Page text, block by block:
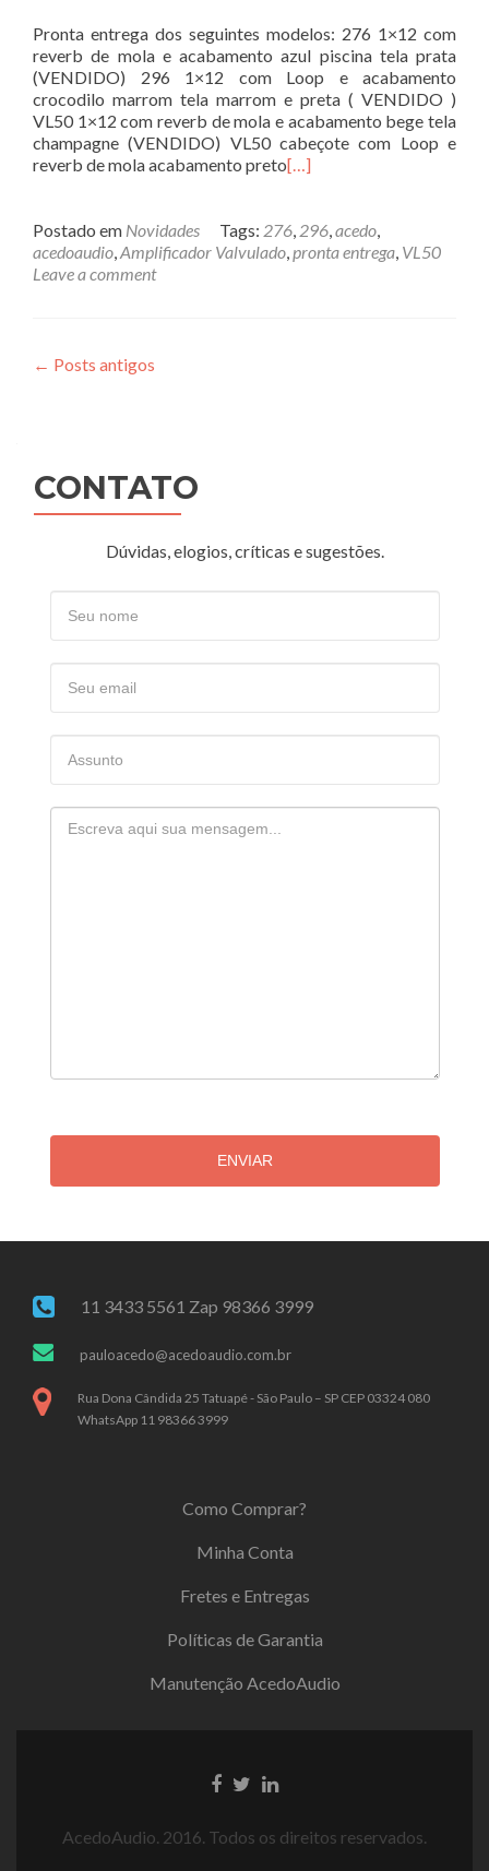
Pronta entrega dos seguintes modelos: 276 1×12 com
reverb de mola e acabamento azul piscina tela prata
(VENDIDO) 296 1×12 com Loop e acabamento
crocodilo marrom tela marrom e preta ( VENDIDO )
VL50 1×12 com reverb de mola e acabamento bege tela
champagne (VENDIDO) VL50 cabeçote com Loop e
reverb de mola acabamento preto[…]
Postado em Novidades Tags: 276, 296,acedo,
acedoaudio,Amplificador Valvulado,pronta entrega, VL50
Leave a comment
Posts
← Posts antigos
CONTATO
Dúvidas, elogios, críticas e sugestões.
ENVIAR
11 3433 5561 Zap 98366 3999
pauloacedo@acedoaudio.com.br
Rua Dona Cândida 25 Tatuapé - São Paulo – SP CEP 03324 080
WhatsApp 11 98366 3999
Como Comprar?
Minha Conta
Fretes e Entregas
Políticas de Garantia
Manutenção AcedoAudio
AcedoAudio. 2016. Todos os direitos reservados.